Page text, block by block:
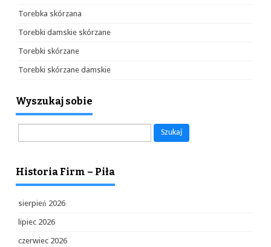
Torebka skórzana
Torebki damskie skórzane
Torebki skórzane
Torebki skórzane damskie
Wyszukaj sobie
Historia Firm – Piła
sierpień 2026
lipiec 2026
czerwiec 2026